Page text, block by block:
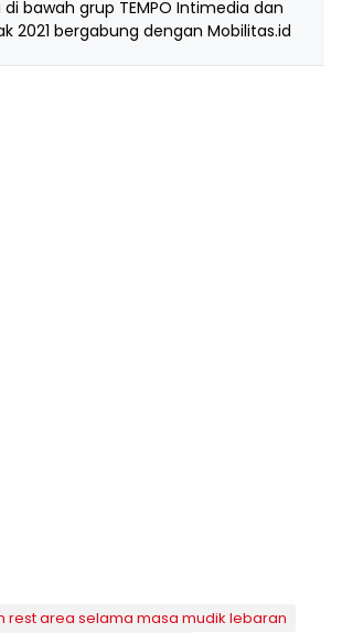
bawah grup TEMPO Intimedia dan
2021 bergabung dengan Mobilitas.id
rest area selama masa mudik lebaran